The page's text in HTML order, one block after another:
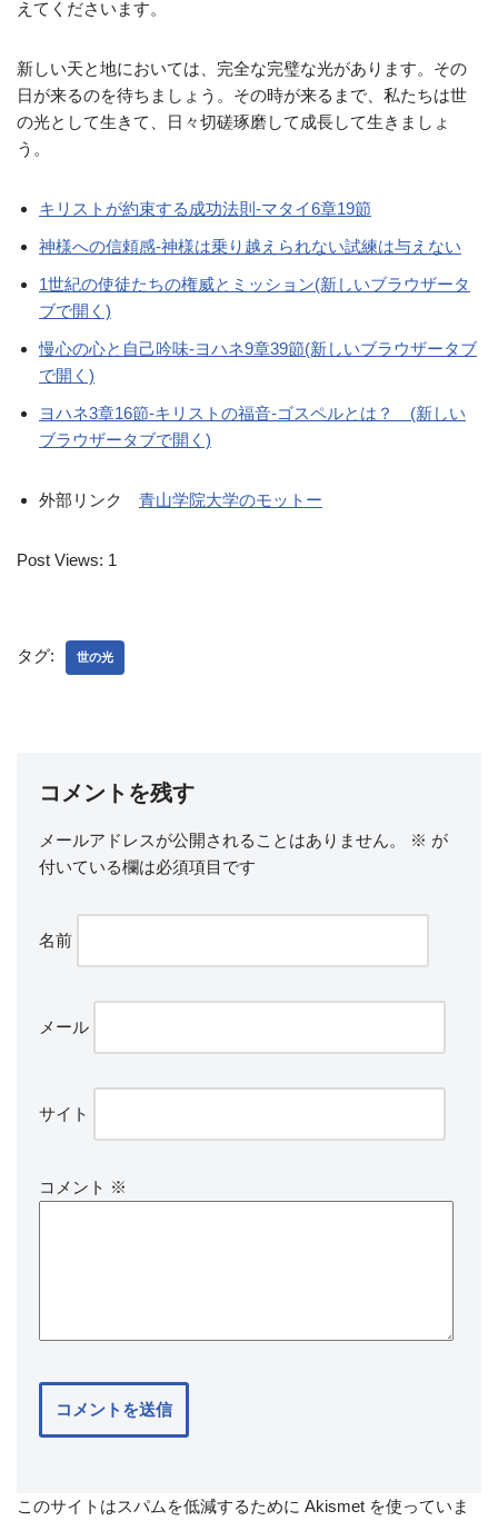
えてくださいます。
新しい天と地においては、完全な完璧な光があります。その
日が来るのを待ちましょう。その時が来るまで、私たちは世
の光として生きて、日々切磋琢磨して成長して生きましょ
う。
キリストが約束する成功法則-マタイ6章19節
神様への信頼感-神様は乗り越えられない試練は与えない
1世紀の使徒たちの権威とミッション(新しいブラウザータ
ブで開く)
慢心の心と自己吟味-ヨハネ9章39節(新しいブラウザータブ
で開く)
ヨハネ3章16節-キリストの福音-ゴスペルとは？ (新しい
ブラウザータブで開く)
外部リンク 青山学院大学のモットー
Post Views: 1
タグ: 世の光
コメントを残す
メールアドレスが公開されることはありません。 ※ が
付いている欄は必須項目です
名前
メール
サイト
コメント ※
このサイトはスパムを低減するために Akismet を使っていま